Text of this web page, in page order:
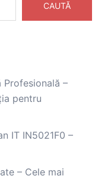
CAUTĂ
Profesională –
pentru
IT IN5021F0 –
– Cele mai